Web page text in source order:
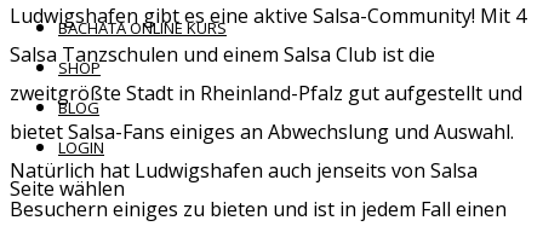
BACHATA ONLINE KURS
SHOP
BLOG
LOGIN
Seite wählen
Ludwigshafen gibt es eine aktive Salsa-Community! Mit 4
Salsa Tanzschulen und einem Salsa Club ist die
zweitgrößte Stadt in Rheinland-Pfalz gut aufgestellt und
bietet Salsa-Fans einiges an Abwechslung und Auswahl.
Natürlich hat Ludwigshafen auch jenseits von Salsa
Besuchern einiges zu bieten und ist in jedem Fall einen